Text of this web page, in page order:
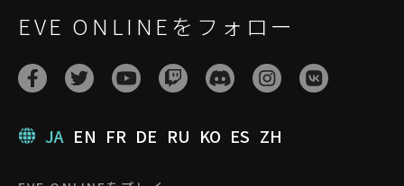
EVE ONLINEをフォロー
JA EN FR DE RU KO ES ZH